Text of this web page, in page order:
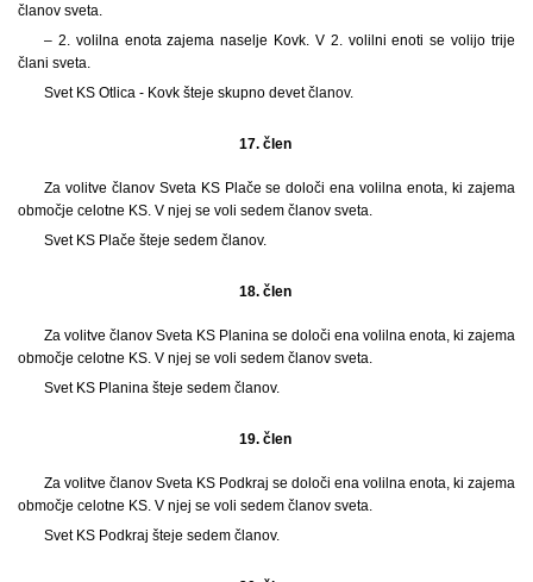
članov sveta.
– 2. volilna enota zajema naselje Kovk. V 2. volilni enoti se volijo trije
člani sveta.
Svet KS Otlica - Kovk šteje skupno devet članov.
17. člen
Za volitve članov Sveta KS Plače se določi ena volilna enota, ki zajema
območje celotne KS. V njej se voli sedem članov sveta.
Svet KS Plače šteje sedem članov.
18. člen
Za volitve članov Sveta KS Planina se določi ena volilna enota, ki zajema
območje celotne KS. V njej se voli sedem članov sveta.
Svet KS Planina šteje sedem članov.
19. člen
Za volitve članov Sveta KS Podkraj se določi ena volilna enota, ki zajema
območje celotne KS. V njej se voli sedem članov sveta.
Svet KS Podkraj šteje sedem članov.